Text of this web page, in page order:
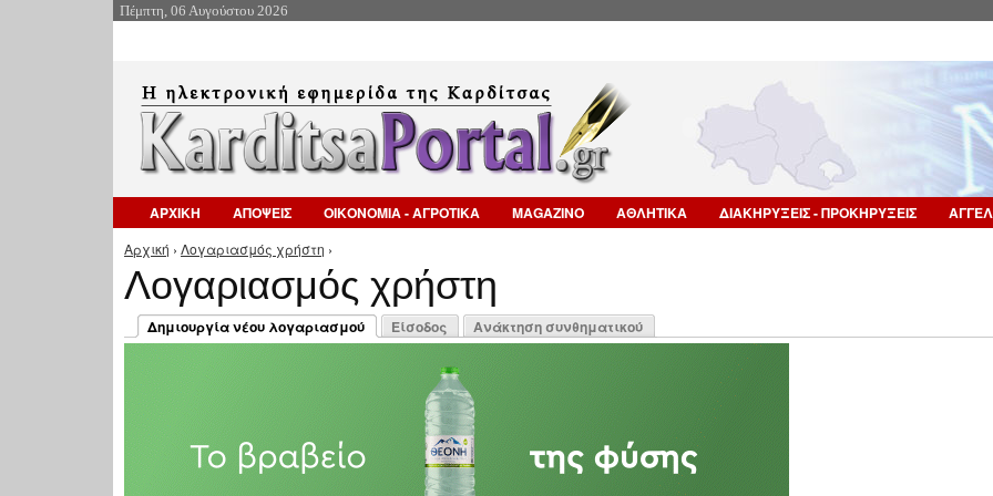
Πέμπτη, 06 Αυγούστου 2026
ΑΡΧΙΚΗ ΑΠΟΨΕΙΣ ΟΙΚΟΝΟΜΙΑ - ΑΓΡΟΤΙΚΑ MAGAZINO ΑΘΛΗΤΙΚΑ ΔΙΑΚΗΡΥΞΕΙΣ - ΠΡΟΚΗΡΥΞΕΙΣ
Είστε εδώ
Αρχική › Λογαριασμός χρήστη ›
Λογαριασμός χρήστη
Πρωτεύουσες καρτέλες
Δημιουργία νέου λογαριασμού
(ενεργή καρτέλα)
Είσοδος Ανάκτηση συνθηματικού